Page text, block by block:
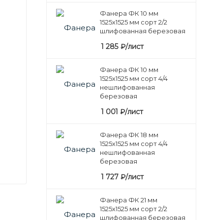
Фанера ФК 10 мм
1525х1525 мм сорт 2/2
шлифованная березовая
1 285 ₽/лист
Фанера ФК 10 мм
1525х1525 мм сорт 4/4
нешлифованная
березовая
1 001 ₽/лист
Фанера ФК 18 мм
1525х1525 мм сорт 4/4
нешлифованная
березовая
1 727 ₽/лист
Фанера ФК 21 мм
1525х1525 мм сорт 2/2
шлифованная березовая